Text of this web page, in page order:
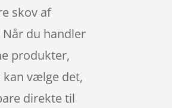
skov af
du handler
produkter,
vælge det,
direkte til